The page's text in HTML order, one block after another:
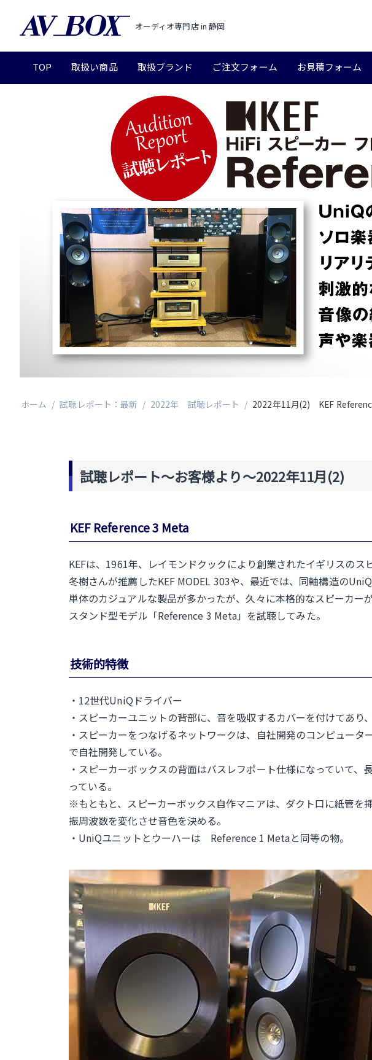
オーディオ専門店 in 静岡
TOP 取扱い商品 取扱ブランド ご注文フォーム お見積フォーム
ホーム / 試聴レポート：最新 / 2022年 試聴レポート / 2022年11月(2) KEF
試聴レポート～お客様より～2022年11月(2)
KEF Reference 3 Meta
KEFは、1961年、レイモンドクックにより創業されたイギリスの
冬樹さんが推薦したKEF MODEL 303や、最近では、同軸構造の
単体のカジュアルな製品が多かったが、久々に本格的なスピーカ
スタンド型モデル「Reference 3 Meta」を試聴してみた。
技術的特徴
・12世代UniQドライバー
・スピーカーユニットの背部に、音を吸収するカバーを付けてあり
・スピーカーをつなげるネットワークは、自社開発のコンピュー
で自社開発している。
・スピーカーボックスの背面はバスレフポート仕様になっていて
っている。
※もともと、スピーカーボックス自作マニアは、ダクト口に紙管
振周波数を変化させ音色を決める。
・UniQユニットとウーハーは Reference 1 Metaと同等の物。